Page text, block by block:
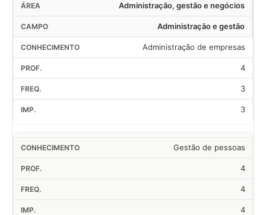
Administração, gestão e negócios
Administração e gestão
Administração de empresas
4
3
3
Gestão de pessoas
4
4
4